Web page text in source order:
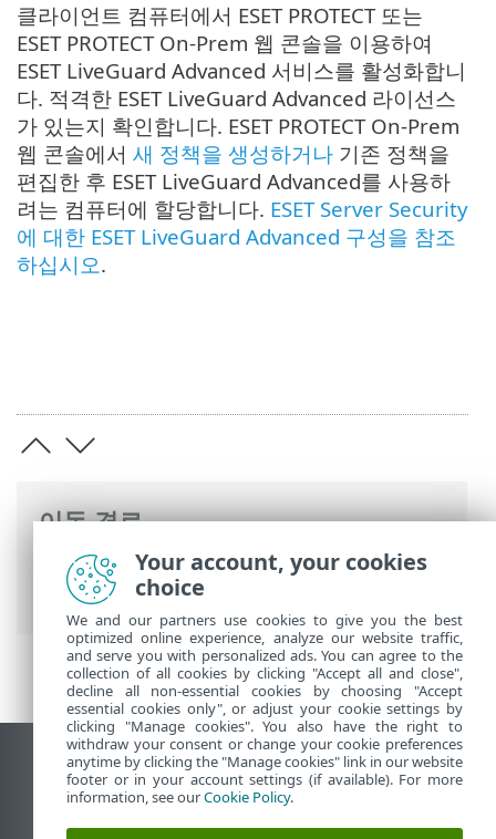
이동 경로
ESET 온라인 도움말>ESET Server Security
고급 설정>보호
클라이언트 컴퓨터에서 ESET PROTECT 또는
ESET PROTECT On-Prem 웹 콘솔을 이용하여
ESET LiveGuard Advanced 서비스를 활성화합니
다. 적격한 ESET LiveGuard Advanced 라이선스
가 있는지 확인합니다. ESET PROTECT On-Prem
웹 콘솔에서 새 정책을 생성하거나 기존 정책을
편집한 후 ESET LiveGuard Advanced를 사용하
려는 컴퓨터에 할당합니다. ESET Server Security
에 대한 ESET LiveGuard Advanced 구성을 참조
하십시오.
데스크톱 사이트 보기
End of Life
ESET 지식 베이스
Your account, your cookies
choice
We and our partners use cookies to give you the best
optimized online experience, analyze our website traffic,
and serve you with personalized ads. You can agree to the
collection of all cookies by clicking "Accept all and close",
decline all non-essential cookies by choosing "Accept
essential cookies only", or adjust your cookie settings by
clicking "Manage cookies". You also have the right to
withdraw your consent or change your cookie preferences
anytime by clicking the "Manage cookies" link in our website
footer or in your account settings (if available). For more
information, see ourCookie Policy.